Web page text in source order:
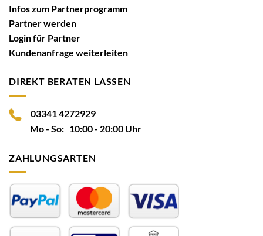
Infos zum Partnerprogramm
Partner werden
Login für Partner
Kundenanfrage weiterleiten
DIREKT BERATEN LASSEN
03341 4272929
Mo - So: 10:00 - 20:00 Uhr
ZAHLUNGSARTEN